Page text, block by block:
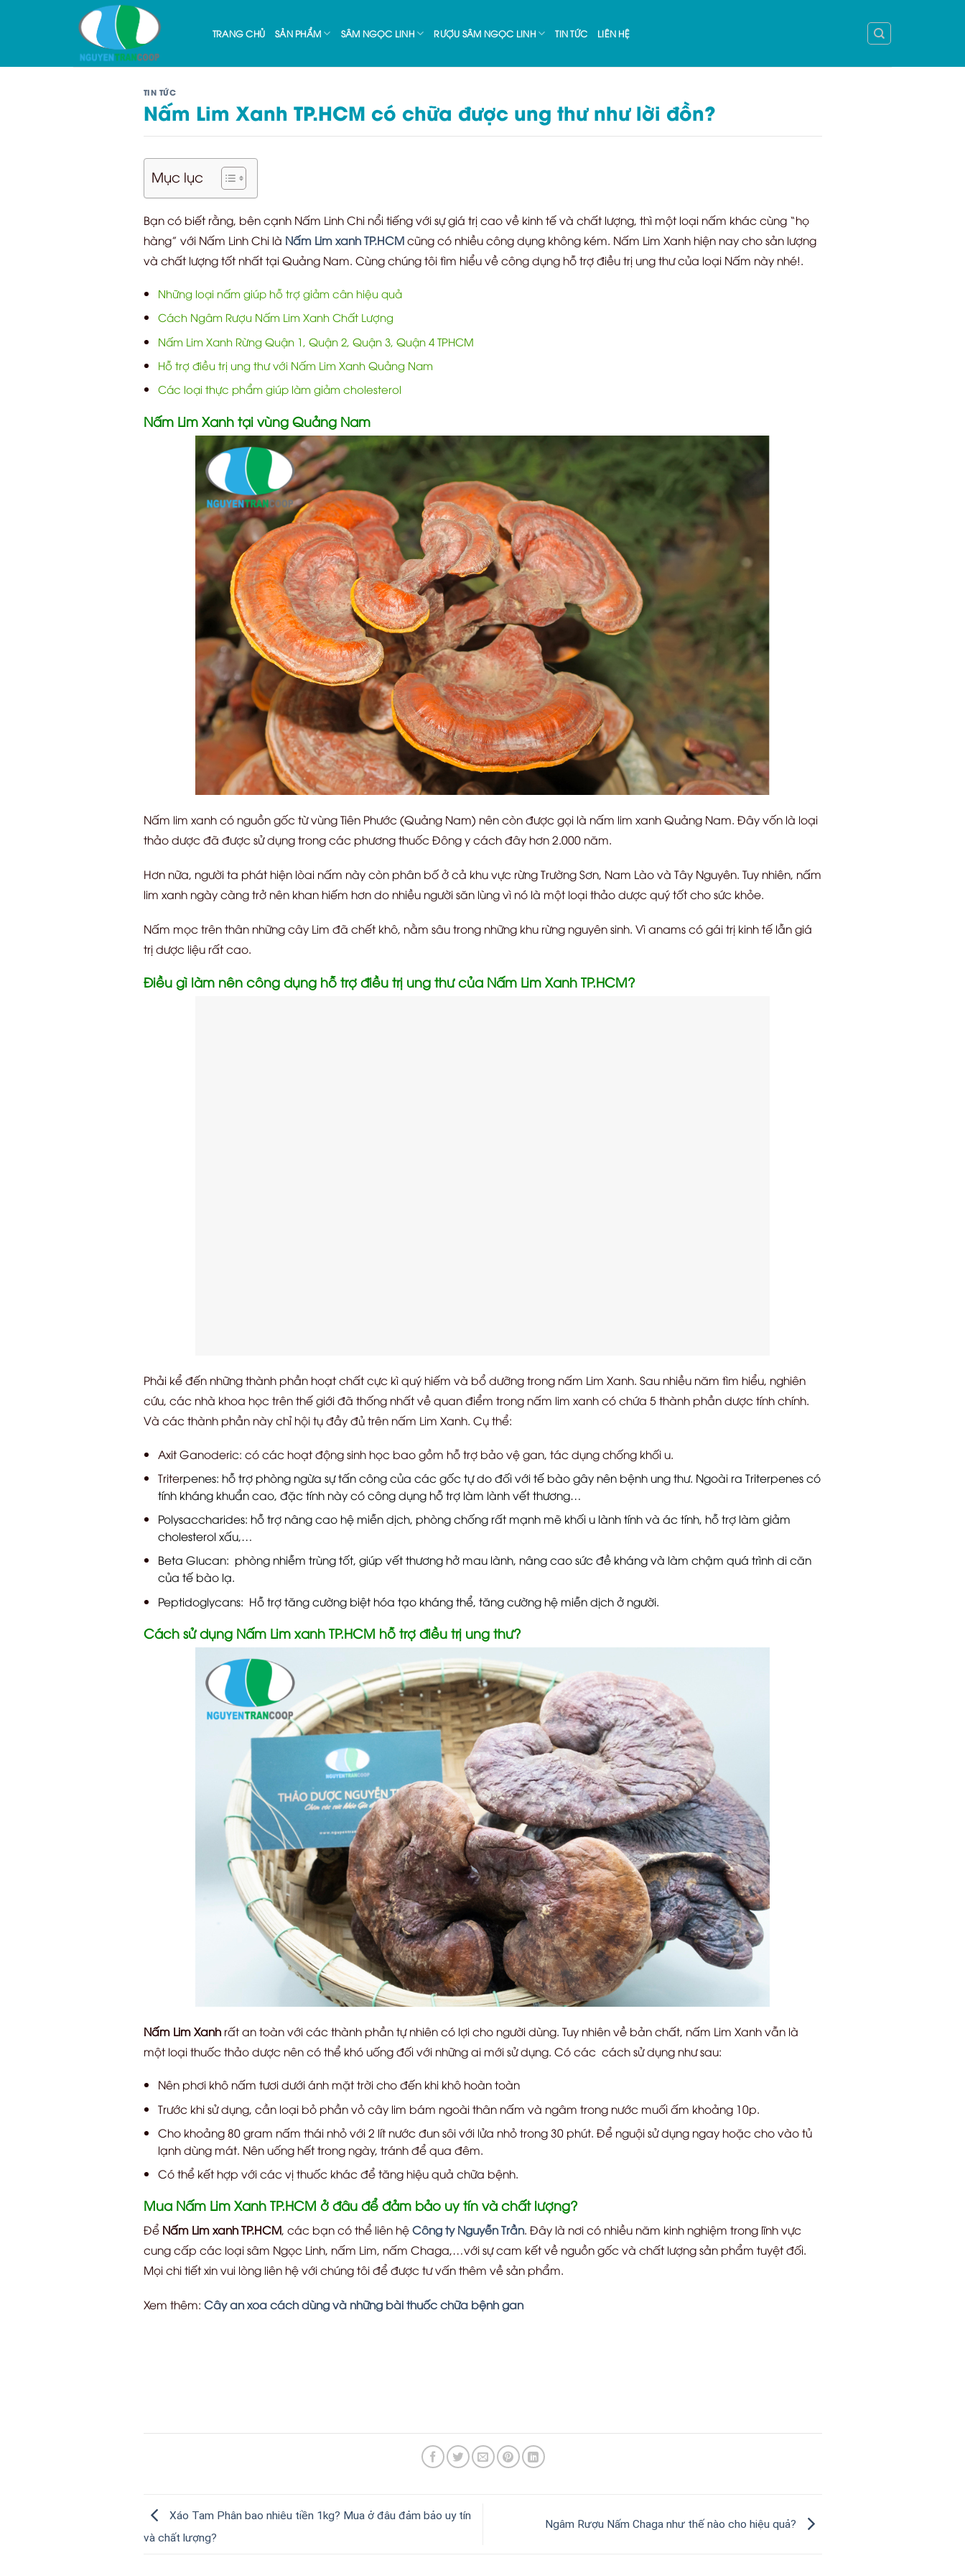
TRANG CHỦ SẢN PHẨM SÂM NGỌC LINH RƯỢU SÂM NGỌC LINH TIN TỨC LIÊN HỆ
TIN TỨC
Nấm Lim Xanh TP.HCM có chữa được ung thư như lời đồn?
Mục lục
Bạn có biết rằng, bên cạnh Nấm Linh Chi nổi tiếng với sự giá trị cao về kinh tế và chất lượng, thì một loại nấm khác cùng “họ
hàng” với Nấm Linh Chi là Nấm Lim xanh TP.HCMcũng có nhiều công dụng không kém. Nấm Lim Xanh hiện nay cho sản lượng
và chất lượng tốt nhất tại Quảng Nam. Cùng chúng tôi tìm hiểu về công dụng hỗ trợ điều trị ung thư của loại Nấm này nhé!.
Những loại nấm giúp hỗ trợ giảm cân hiệu quả
Cách Ngâm Rượu Nấm Lim Xanh Chất Lượng
Nấm Lim Xanh Rừng Quận 1, Quận 2, Quận 3, Quận 4 TPHCM
Hỗ trợ điều trị ung thư với Nấm Lim Xanh Quảng Nam
Các loại thực phẩm giúp làm giảm cholesterol
Nấm Lim Xanh tại vùng Quảng Nam
Nấm lim xanh có nguồn gốc từ vùng Tiên Phước (Quảng Nam) nên còn được gọi là nấm lim xanh Quảng Nam. Đây vốn là loại
thảo dược đã được sử dụng trong các phương thuốc Đông y cách đây hơn 2.000 năm.
Hơn nữa, người ta phát hiện lòai nấm này còn phân bố ở cả khu vực rừng Trường Sơn, Nam Lào và Tây Nguyên. Tuy nhiên, nấm
lim xanh ngày càng trở nên khan hiếm hơn do nhiều người săn lùng vì nó là một loại thảo dược quý tốt cho sức khỏe.
Nấm mọc trên thân những cây Lim đã chết khô, nằm sâu trong những khu rừng nguyên sinh. Vì anams có gái trị kinh tế lẫn giá
trị dược liệu rất cao.
Điều gì làm nên công dụng hỗ trợ điều trị ung thư của Nấm Lim Xanh TP.HCM?
Phải kể đến những thành phần hoạt chất cực kì quý hiếm và bổ dưỡng trong nấm Lim Xanh. Sau nhiều năm tìm hiểu, nghiên
cứu, các nhà khoa học trên thế giới đã thống nhất về quan điểm trong nấm lim xanh có chứa 5 thành phần dược tính chính.
Và các thành phần này chỉ hội tụ đầy đủ trên nấm Lim Xanh. Cụ thể:
Axit Ganoderic: có các hoạt động sinh học bao gồm hỗ trợ bảo vệ gan, tác dụng chống khối u.
Triterpenes: hỗ trợ phòng ngừa sự tấn công của các gốc tự do đối với tế bào gây nên bệnh ung thư. Ngoài ra Triterpenes có
tính kháng khuẩn cao, đặc tính này có công dụng hỗ trợ làm lành vết thương…
Polysaccharides: hỗ trợ nâng cao hệ miễn dịch, phòng chống rất mạnh mẽ khối u lành tính và ác tính, hỗ trợ làm giảm
cholesterol xấu,…
Beta Glucan: phòng nhiễm trùng tốt, giúp vết thương hở mau lành, nâng cao sức đề kháng và làm chậm quá trình di căn
của tế bào lạ.
Peptidoglycans: Hỗ trợ tăng cường biệt hóa tạo kháng thể, tăng cường hệ miễn dịch ở người.
Cách sử dụng Nấm Lim xanh TP.HCM hỗ trợ điều trị ung thư?
Nấm Lim Xanhrất an toàn với các thành phần tự nhiên có lợi cho người dùng. Tuy nhiên về bản chất, nấm Lim Xanh vẫn là
một loại thuốc thảo dược nên có thể khó uống đối với những ai mới sử dụng. Có các cách sử dụng như sau:
Nên phơi khô nấm tươi dưới ánh mặt trời cho đến khi khô hoàn toàn
Trước khi sử dụng, cần loại bỏ phần vỏ cây lim bám ngoài thân nấm và ngâm trong nước muối ấm khoảng 10p.
Cho khoảng 80 gram nấm thái nhỏ với 2 lít nước đun sôi với lửa nhỏ trong 30 phút. Để nguội sử dụng ngay hoặc cho vào tủ
lạnh dùng mát. Nên uống hết trong ngày, tránh để qua đêm.
Có thể kết hợp với các vị thuốc khác để tăng hiệu quả chữa bệnh.
Mua Nấm Lim Xanh TP.HCM ở đâu để đảm bảo uy tín và chất lượng?
ĐểNấm Lim xanh TP.HCM, các bạn có thể liên hệCông ty Nguyễn Trần. Đây là nơi có nhiều năm kinh nghiệm trong lĩnh vực
cung cấp các loại sâm Ngọc Linh, nấm Lim, nấm Chaga,…với sự cam kết về nguồn gốc và chất lượng sản phẩm tuyệt đối.
Mọi chi tiết xin vui lòng liên hệ với chúng tôi để được tư vấn thêm về sản phẩm.
Xem thêm: Cây an xoa cách dùng và những bài thuốc chữa bệnh gan
Xáo Tam Phân bao nhiêu tiền 1kg? Mua ở đâu đảm bảo uy tín
và chất lượng?
Ngâm Rượu Nấm Chaga như thế nào cho hiệu quả?